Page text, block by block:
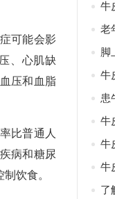
可能会影
、心肌缺
压和血脂
比普通人
病和糖尿
饮食。
牛
老
脚
牛
患
牛
牛
牛
了